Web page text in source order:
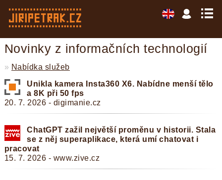
Novinky z informačních technologií
» Nabídka služeb
Unikla kamera Insta360 X6. Nabídne menší tělo
a 8K při 50 fps
20. 7. 2026 - digimanie.cz
ChatGPT zažil největší proměnu v historii. Stala
se z něj superaplikace, která umí chatovat i
pracovat
15. 7. 2026 - www.zive.cz